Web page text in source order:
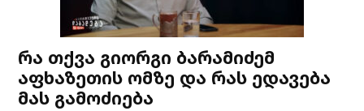
რა თქვა გიორგი ბარამიძემ
აფხაზეთის ომზე და რას ედავება
მას გამოძიება